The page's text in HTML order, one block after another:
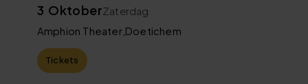
3 OktoberZaterdag
Amphion Theater, Doetichem
Tickets